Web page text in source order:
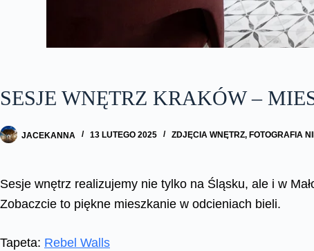
SESJE WNĘTRZ KRAKÓW –
JACEKANNA 13 LUTEGO 2025 ZDJĘCIA WNĘTRZ, FOTOGRAFIA
Sesje wnętrz realizujemy nie tylko na Śląsku, ale i w
Zobaczcie to piękne mieszkanie w odcieniach bieli.
Tapeta: Rebel Walls